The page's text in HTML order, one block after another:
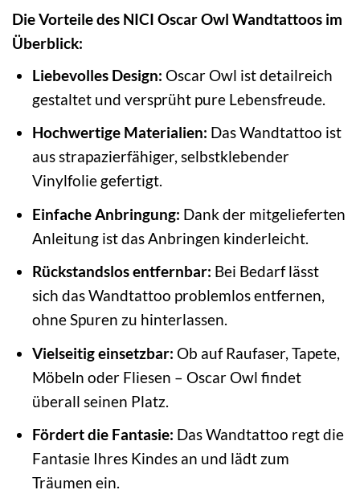
Die Vorteile des NICI Oscar Owl Wandtattoos im
Überblick:
Liebevolles Design: Oscar Owl ist detailreich
gestaltet und versprüht pure Lebensfreude.
Hochwertige Materialien: Das Wandtattoo ist
aus strapazierfähiger, selbstklebender
Vinylfolie gefertigt.
Einfache Anbringung: Dank der mitgelieferten
Anleitung ist das Anbringen kinderleicht.
Rückstandslos entfernbar: Bei Bedarf lässt
sich das Wandtattoo problemlos entfernen,
ohne Spuren zu hinterlassen.
Vielseitig einsetzbar: Ob auf Raufaser, Tapete,
Möbeln oder Fliesen – Oscar Owl findet
überall seinen Platz.
Fördert die Fantasie: Das Wandtattoo regt die
Fantasie Ihres Kindes an und lädt zum
Träumen ein.